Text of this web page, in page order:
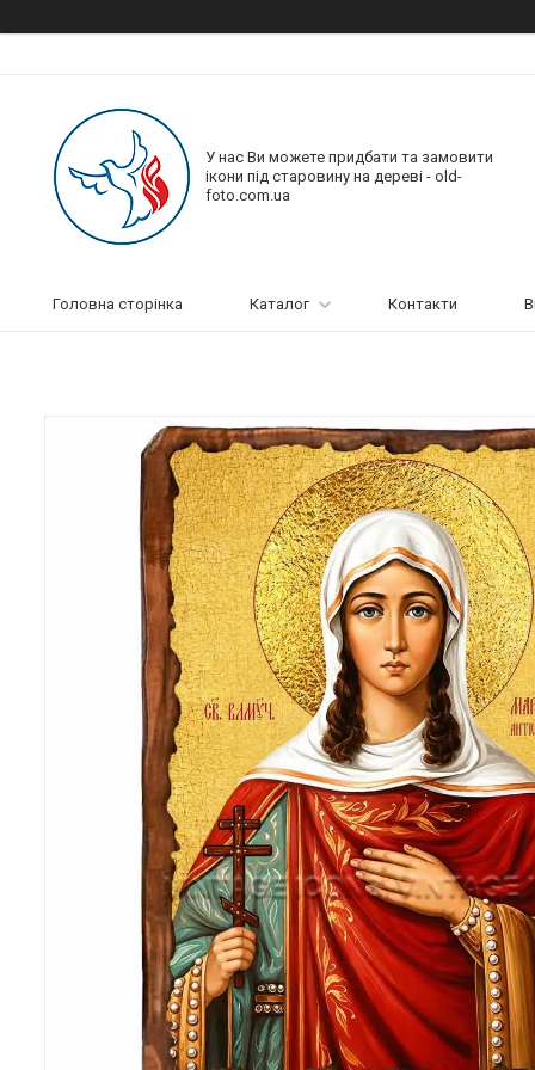
У нас Ви можете придбати та замовити
ікони під старовину на дереві - old-
foto.com.ua
Головна сторінка Каталог Контакти